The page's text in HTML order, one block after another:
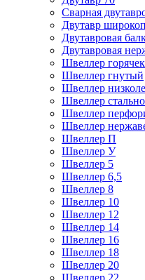
Сварная
Двутавр
Двутавровая
Двутавровая
Швеллер
Швеллер гнутый
Швеллер
Швеллер
Швеллер
Швеллер
Швеллер П
Швеллер У
Швеллер 5
Швеллер 6,5
Швеллер 8
Швеллер 10
Швеллер 12
Швеллер 14
Швеллер 16
Швеллер 18
Швеллер 20
Швеллер 22